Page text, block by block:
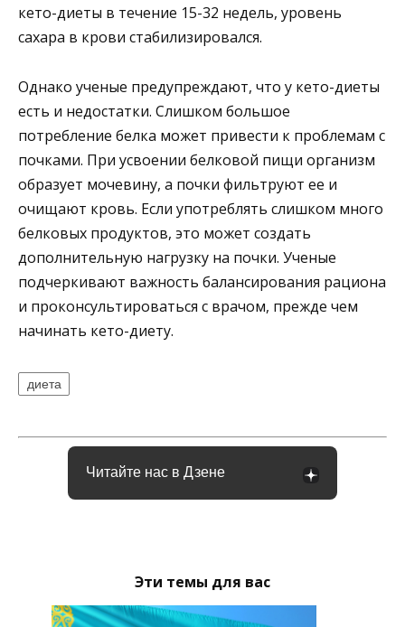
кето-диеты в течение 15-32 недель, уровень
сахара в крови стабилизировался.
Однако ученые предупреждают, что у кето-диеты
есть и недостатки. Слишком большое
потребление белка может привести к проблемам с
почками. При усвоении белковой пищи организм
образует мочевину, а почки фильтруют ее и
очищают кровь. Если употреблять слишком много
белковых продуктов, это может создать
дополнительную нагрузку на почки. Ученые
подчеркивают важность балансирования рациона
и проконсультироваться с врачом, прежде чем
начинать кето-диету.
диета
Читайте нас в Дзене
Эти темы для вас